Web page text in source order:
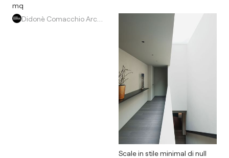
mq
Scale in stile minimal di null